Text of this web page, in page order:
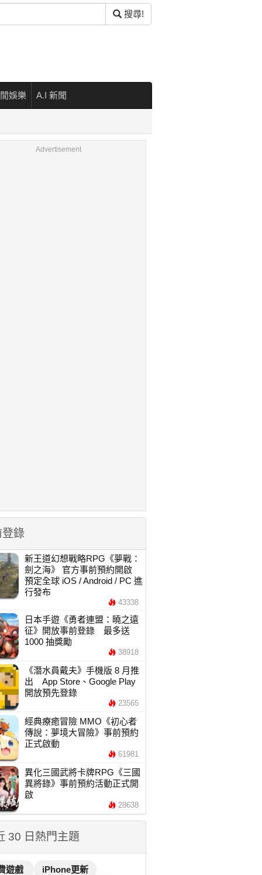
搜尋!
娛樂 A.I 新聞
Advertisement
錄
新王道幻想戰略RPG《夢戰：
劍之海》 官方事前預約開啟
預定全球 iOS / Android / PC 進
行發布
43338
日本手遊《勇者連盟：曉之遠
征》開放事前登錄 最多送
1000 抽獎勵
38918
《潛水員戴夫》手機版 8 月推
出 App Store、Google Play
開放預先登錄
23565
經典療癒冒險 MMO《初心者
傳說：夢境大冒險》事前預約
正式啟動
61981
異化三國武將卡牌RPG《三國
異將錄》事前預約活動正式開
啟
28638
30 日熱門主題
遊戲
iPhone更新